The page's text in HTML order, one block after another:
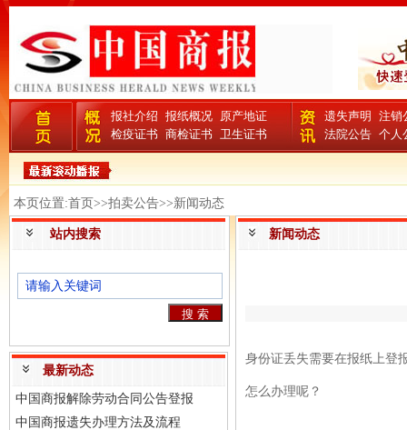
报社介绍 报纸概况 原产地证
检疫证书 商检证书 卫生证书
遗失声明
注销
法院公告 个人
本页位置:首页>>拍卖公告>>新闻动态
站内搜索
最新动态
中国商报解除劳动合同公告登报
中国商报遗失办理方法及流程
新闻动态
身份证丢失需要在报纸上登
怎么办理呢？